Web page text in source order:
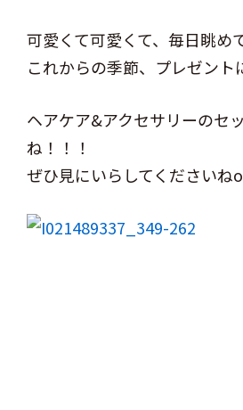
可愛くて可愛くて、毎日眺め
これからの季節、プレゼン
ヘアケア&アクセサリーのセ
ね！！！
ぜひ見にいらしてください